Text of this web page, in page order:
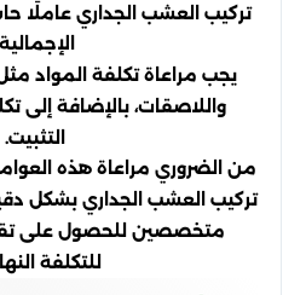
تركيب العشب الجداري عاملًا
يجب مراعاة تكلفة المواد
واللاصقات، بالإضافة إلى
التثبيت.
من الضروري مراعاة هذه
تركيب العشب الجداري بشكل
متخصصين للحصول على
للتكلفة